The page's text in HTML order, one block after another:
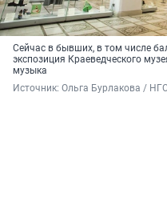
Сейчас в бывших, в том числе
экспозиция Краеведческого
музыка
Источник: Ольга Бурлакова / НГС